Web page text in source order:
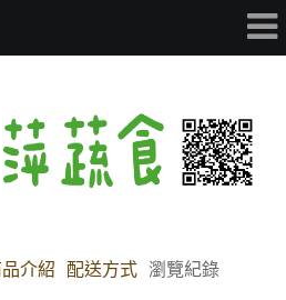
介紹 配送方式 瀏覽紀錄